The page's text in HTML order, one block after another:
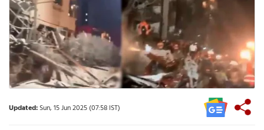
Updated:Sun, 15 Jun 2025 (07:58 IST)